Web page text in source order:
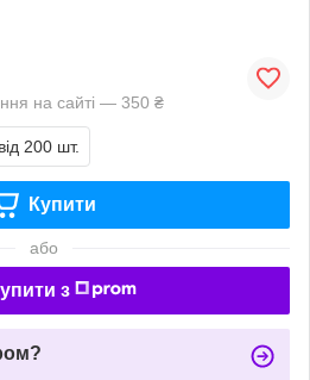
на сайті — 350 ₴
від 200 шт.
Купити
або
з